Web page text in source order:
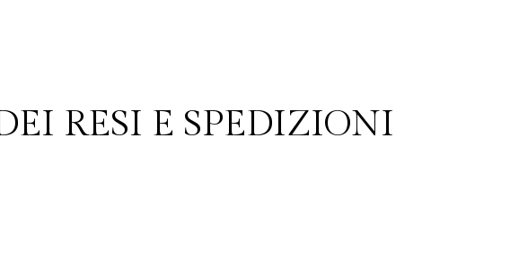
RESI E SPEDIZIONI